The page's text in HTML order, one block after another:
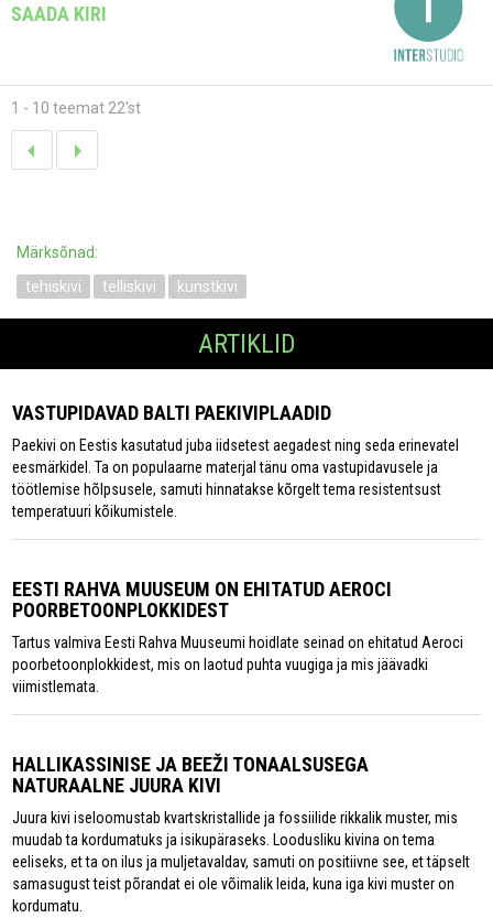
SAADA KIRI
1 - 10 teemat 22'st
Märksõnad:
tehiskivi
telliskivi kunstkivi
ARTIKLID
VASTUPIDAVAD BALTI PAEKIVIPLAADID
Paekivi on Eestis kasutatud juba iidsetest aegadest ning seda erinevatel
eesmärkidel. Ta on populaarne materjal tänu oma vastupidavusele ja
töötlemise hõlpsusele, samuti hinnatakse kõrgelt tema resistentsust
temperatuuri kõikumistele.
EESTI RAHVA MUUSEUM ON EHITATUD AEROCI
POORBETOONPLOKKIDEST
Tartus valmiva Eesti Rahva Muuseumi hoidlate seinad on ehitatud Aeroci
poorbetoonplokkidest, mis on laotud puhta vuugiga ja mis jäävadki
viimistlemata.
HALLIKASSINISE JA BEEŽI TONAALSUSEGA
NATURAALNE JUURA KIVI
Juura kivi iseloomustab kvartskristallide ja fossiilide rikkalik muster, mis
muudab ta kordumatuks ja isikupäraseks. Loodusliku kivina on tema
eeliseks, et ta on ilus ja muljetavaldav, samuti on positiivne see, et täpselt
samasugust teist põrandat ei ole võimalik leida, kuna iga kivi muster on
kordumatu.